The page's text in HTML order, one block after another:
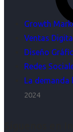
Growth
Ventas
Diseño
Redes
La demanda
2024